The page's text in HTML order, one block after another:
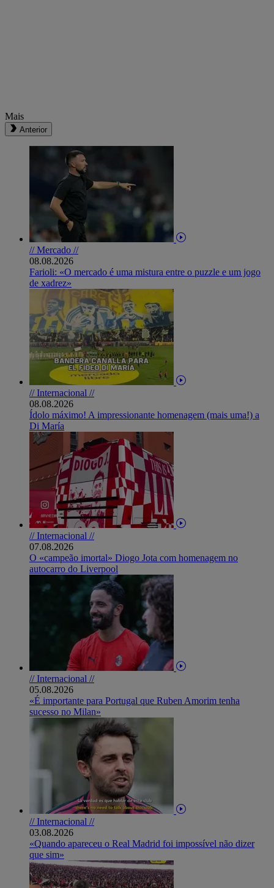
Mais
Anterior
// Mercado //
08.08.2026
Farioli: «O mercado é uma mistura entre o puzzle e um jogo
de xadrez»
// Internacional //
08.08.2026
Ídolo máximo! A impressionante homenagem (mais uma!) a
Di María
// Internacional //
07.08.2026
O «campeão imortal» Diogo Jota com homenagem no
autocarro do Liverpool
// Internacional //
05.08.2026
«É importante para Portugal que Ruben Amorim tenha
sucesso no Milan»
// Internacional //
03.08.2026
«Quando apareceu o Real Madrid foi impossível não dizer
que sim»